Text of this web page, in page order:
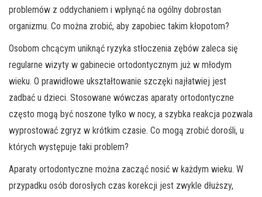
problemów z oddychaniem i wpłynąć na ogólny dobrostan
organizmu. Co można zrobić, aby zapobiec takim kłopotom?
Osobom chcącym uniknąć ryzyka stłoczenia zębów zaleca się
regularne wizyty w gabinecie ortodontycznym już w młodym
wieku. O prawidłowe ukształtowanie szczęki najłatwiej jest
zadbać u dzieci. Stosowane wówczas aparaty ortodontyczne
często mogą być noszone tylko w nocy, a szybka reakcja pozwala
wyprostować zgryz w krótkim czasie. Co mogą zrobić dorośli, u
których występuje taki problem?
Aparaty ortodontyczne można zacząć nosić w każdym wieku. W
przypadku osób dorosłych czas korekcji jest zwykle dłuższy,